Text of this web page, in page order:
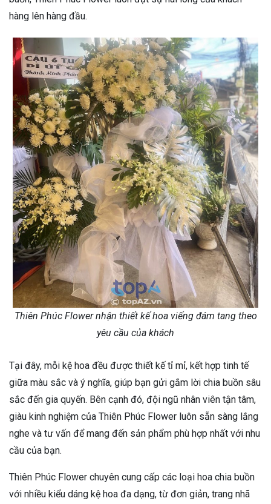
hàng lên hàng đầu.
Thiên Phúc Flower nhận thiết kế hoa viếng đám tang theo
yêu cầu của khách
Tại đây, mỗi kệ hoa đều được thiết kế tỉ mỉ, kết hợp tinh tế
giữa màu sắc và ý nghĩa, giúp bạn gửi gắm lời chia buồn sâu
sắc đến gia quyến. Bên cạnh đó, đội ngũ nhân viên tận tâm,
giàu kinh nghiệm của Thiên Phúc Flower luôn sẵn sàng lắng
nghe và tư vấn để mang đến sản phẩm phù hợp nhất với nhu
cầu của bạn.
Thiên Phúc Flower chuyên cung cấp các loại hoa chia buồn
với nhiều kiểu dáng kệ hoa đa dạng, từ đơn giản, trang nhã